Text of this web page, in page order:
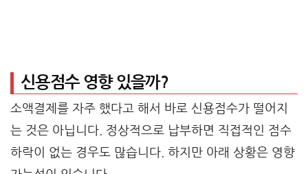
신용점수 영향 있을까?
소액결제를 자주 했다고 해서 바로 신용점수가 떨어지
는 것은 아닙니다. 정상적으로 납부하면 직접적인 점수
하락이 없는 경우도 많습니다. 하지만 아래 상황은 영향